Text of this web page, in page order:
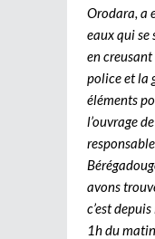
Orodara, a
eaux qui se
en
police et la
éléments
l’ouvrage
avons
c’est
1h du